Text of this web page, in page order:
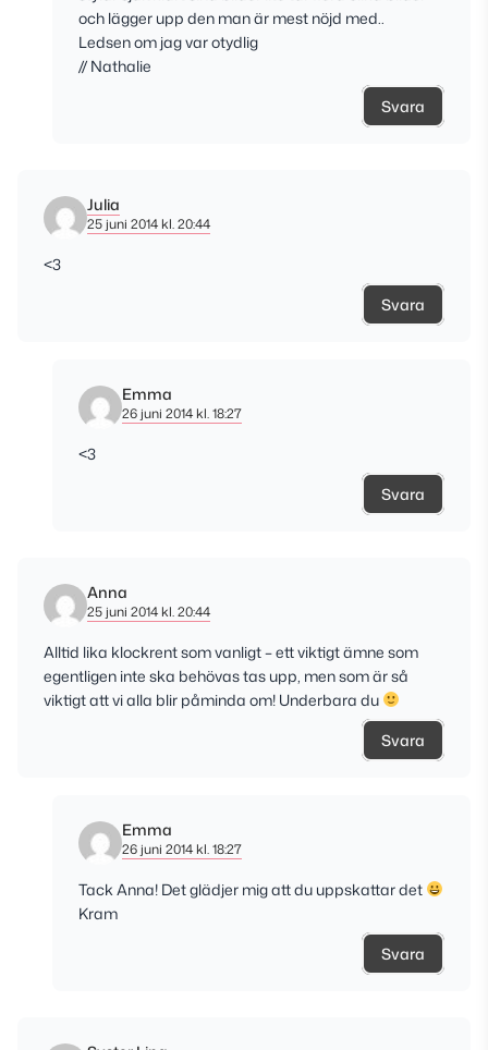
och lägger upp den man är mest nöjd med..
Ledsen om jag var otydlig
// Nathalie
Svara
Julia
25 juni 2014 kl. 20:44
<3
Svara
Emma
26 juni 2014 kl. 18:27
<3
Svara
Anna
25 juni 2014 kl. 20:44
Alltid lika klockrent som vanligt – ett viktigt ämne som
egentligen inte ska behövas tas upp, men som är så
viktigt att vi alla blir påminda om! Underbara du
Svara
Emma
26 juni 2014 kl. 18:27
Tack Anna! Det glädjer mig att du uppskattar det
Kram
Svara